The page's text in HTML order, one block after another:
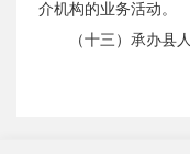
介机构的业务活动。
（十三）承办县